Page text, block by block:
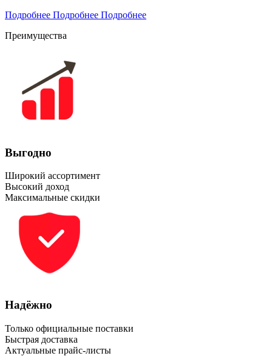
Подробнее Подробнее Подробнее
Преимущества
Выгодно
Широкий ассортимент
Высокий доход
Максимальные скидки
Надёжно
Только официальные поставки
Быстрая доставка
Актуальные прайс-листы